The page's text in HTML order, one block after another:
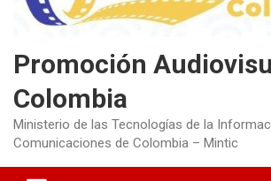
Promoción
Colombia
Ministerio de las Tecnologías de la
Comunicaciones de Colombia – Mintic